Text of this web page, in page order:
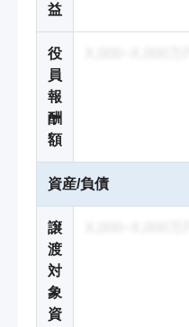
益
役
員
報
酬
額
資産/負債
譲
渡
対
象
資